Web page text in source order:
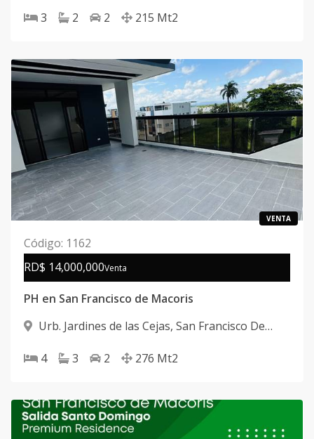
3
2 2 215 Mt2
VENTA
Código: 1162
RD$ 14,000,000Venta
PH en San Francisco de Macoris
Urb. Jardines de las Cejas, San Francisco De
4
3 2 276 Mt2